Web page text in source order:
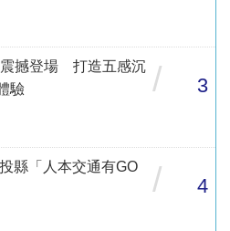
震撼登場 打造五感沉
驗
/ 3
縣「人本交通有GO
/ 4